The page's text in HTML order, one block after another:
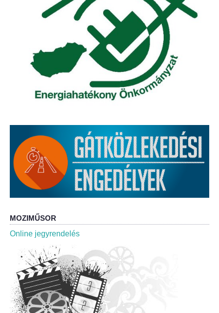
ÖNKORMÁNYZAT
Képviselő-testület
Képviselő-testületi ülések
Bizottságok
Bizottsági ülések
A helyi választási bizottság
A helyi választási bizottság határozatai
Roma Nemzetiségi Önkormányzat
Roma Nemzetiségi Önkormányzat ülések
Rendeletek
Polgármesteri normatív határozatok
Önkormányzati támogatások
MOZIMŰSOR
Online jegyrendelés